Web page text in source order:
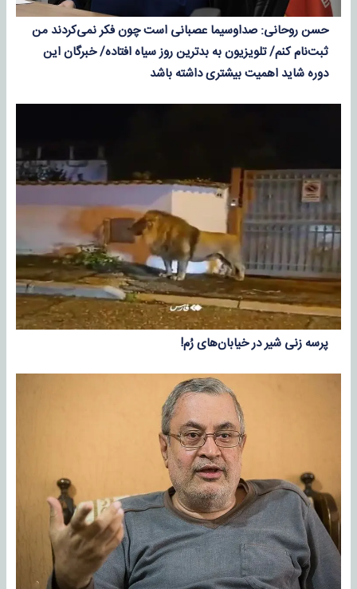
حسن روحانی: صداوسیما عصبانی است چون فکر نمی‌کردند من
ثبت‌نام کنم/ تلویزیون به بدترین روز سیاه افتاده/ خبرگان این
دوره شاید اهمیت بیشتری داشته باشد
پرسه زنی شیر در خیابان‌های رُم!